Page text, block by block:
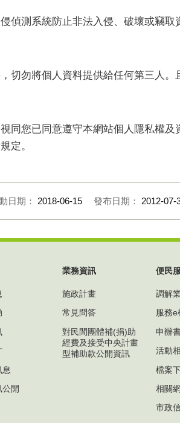
偵測系統防止非法入侵、破壞或竊取
切勿將個人資料提供給任何第三人
同您已同意遵守本網站個人隱私權
定。
日期： 2018-06-15 發布日期： 2012-07-
開
業務資訊
施政計畫
常見問答
對民間團體補(捐)助
經費及接受中央計畫
型補助款公開資訊
便民
調解
服務e
申辦
活動
檔案
相關
市政